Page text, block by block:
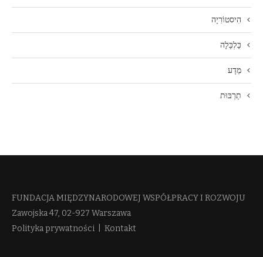
הִיסטוֹרִיָה
כַּלְכָּלָה
מַדָע
תַרְבּוּת
FUNDACJA MIĘDZYNARODOWEJ WSPÓŁPRACY I ROZWOJU​
Zawojska 47, 02-927 Warszawa
Polityka prywatności
Kontakt